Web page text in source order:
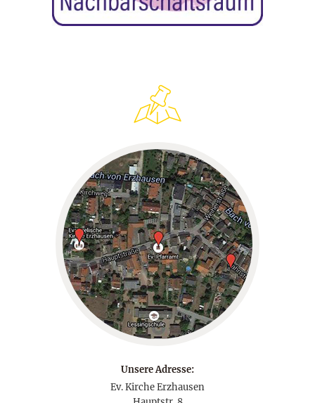
Unsere Adresse:
Ev. Kirche Erzhausen